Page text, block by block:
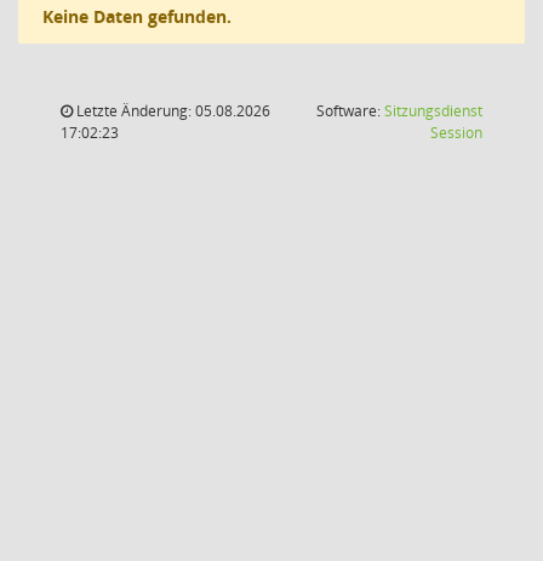
Keine Daten gefunden.
Letzte Änderung: 05.08.2026
17:02:23
Software:Sitzungsdienst
Session(Wird in